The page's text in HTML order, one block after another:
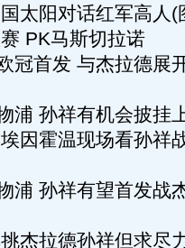
太阳对话红军高人(
PK马斯切拉诺
冠首发 与杰拉德展
浦 孙祥有机会披挂
因霍温现场看孙祥
浦 孙祥有望首发战
杰拉德孙祥但求尽